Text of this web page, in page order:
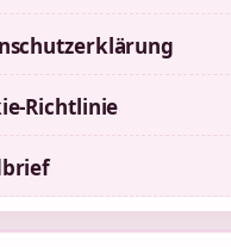
Richtlinie